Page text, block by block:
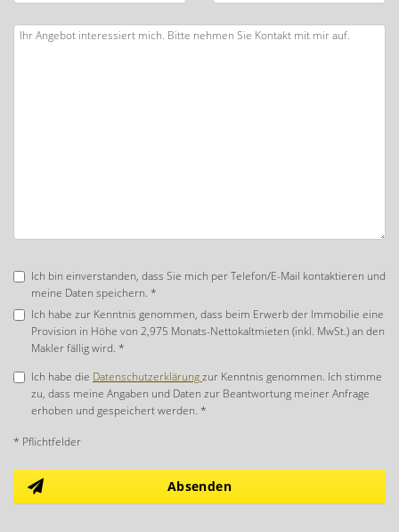
Ich bin einverstanden, dass Sie mich per Telefon/E-Mail kontaktieren und
meine Daten speichern. *
Ich habe zur Kenntnis genommen, dass beim Erwerb der Immobilie eine
Provision in Höhe von 2,975 Monats-Nettokaltmieten (inkl. MwSt.) an den
Makler fällig wird. *
Ich habe die Datenschutzerklärungzur Kenntnis genommen. Ich stimme
zu, dass meine Angaben und Daten zur Beantwortung meiner Anfrage
erhoben und gespeichert werden. *
* Pflichtfelder
Absenden